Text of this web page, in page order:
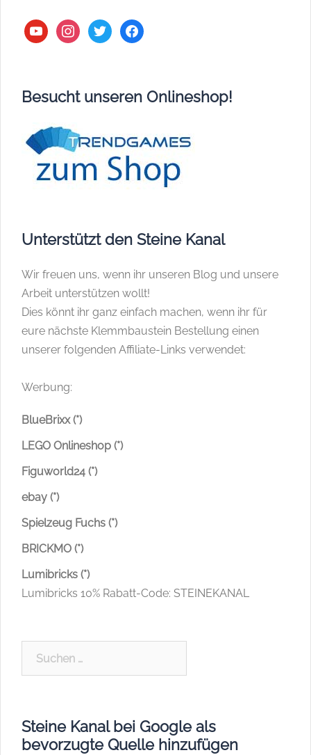
youtubeinstagram
twitter facebook
Besucht unseren Onlineshop!
Unterstützt den Steine Kanal
Wir freuen uns, wenn ihr unseren Blog und unsere
Arbeit unterstützen wollt!
Dies könnt ihr ganz einfach machen, wenn ihr für
eure nächste Klemmbaustein Bestellung einen
unserer folgenden Affiliate-Links verwendet:
Werbung:
BlueBrixx (*)
LEGO Onlineshop (*)
Figuworld24 (*)
ebay (*)
Spielzeug Fuchs (*)
BRICKMO (*)
Lumibricks (*)
Lumibricks 10% Rabatt-Code: STEINEKANAL
Steine Kanal bei Google als
bevorzugte Quelle hinzufügen